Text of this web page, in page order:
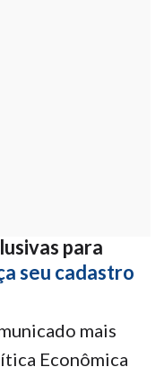
para
seu cadastro
mais
Econômica